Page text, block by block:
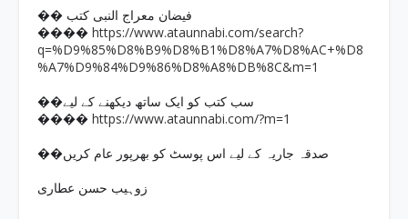
�� فیضان معراج النبی کتب
���� https://www.ataunnabi.com/search?
q=%D9%85%D8%B9%D8%B1%D8%A7%D8%AC+%D8
%A7%D9%84%D9%86%D8%A8%DB%8C&m=1
��سب کتب کو ایک ساتھ دیکھنے کے لیے
���� https://www.ataunnabi.com/?m=1
��صدقہ جاریہ کے لیے اس پوسٹ کو بھرپور عام کریں
زوہیب حسن عطاری